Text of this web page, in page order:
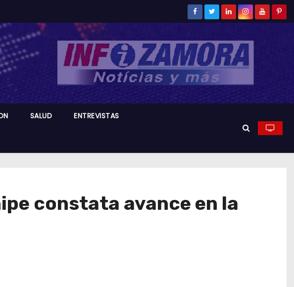
SALUD ENTREVISTAS
constata avance en la